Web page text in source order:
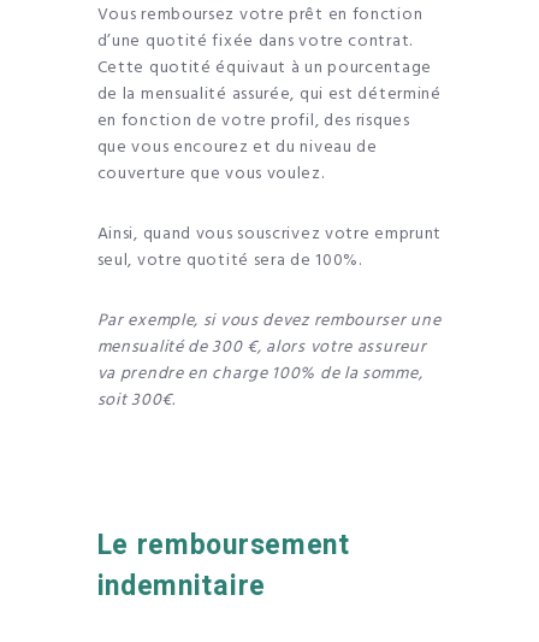
Vous remboursez votre prêt en fonction
d’une quotité fixée dans votre contrat.
Cette quotité équivaut à un pourcentage
de la mensualité assurée, qui est déterminé
en fonction de votre profil, des risques
que vous encourez et du niveau de
couverture que vous voulez.
Ainsi, quand vous souscrivez votre emprunt
seul, votre quotité sera de 100%.
Par exemple, si vous devez rembourser une
mensualité de 300 €, alors votre assureur
va prendre en charge 100% de la somme,
soit 300€.
Le remboursement
indemnitaire